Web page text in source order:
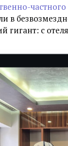
в
гигант: с